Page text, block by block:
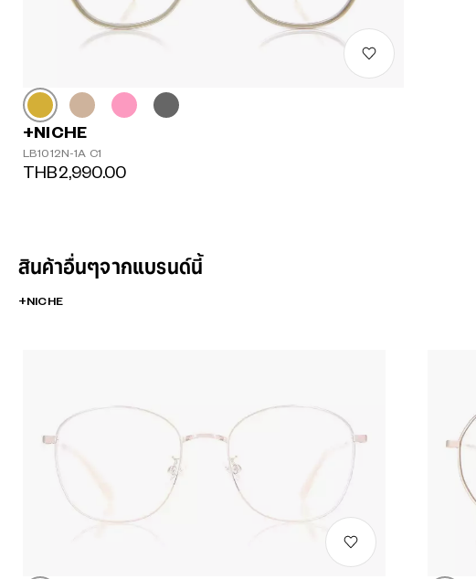
+NICHE
LB1012N-1A C1
THB2,990.00
สินค้าอื่นๆจากแบรนด์นี้
+NICHE